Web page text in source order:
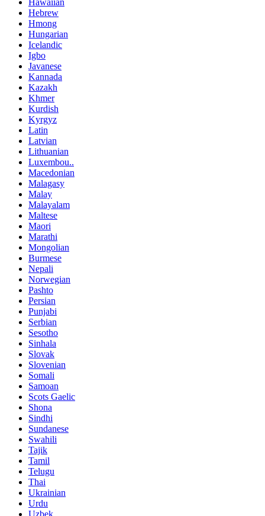
Hebrew
Hmong
Hungarian
Icelandic
Igbo
Javanese
Kannada
Kazakh
Khmer
Kurdish
Kyrgyz
Latin
Latvian
Lithuanian
Luxembou..
Macedonian
Malagasy
Malay
Malayalam
Maltese
Maori
Marathi
Mongolian
Burmese
Nepali
Norwegian
Pashto
Persian
Punjabi
Serbian
Sesotho
Sinhala
Slovak
Slovenian
Somali
Samoan
Scots Gaelic
Shona
Sindhi
Sundanese
Swahili
Tajik
Tamil
Telugu
Thai
Ukrainian
Urdu
Uzbek